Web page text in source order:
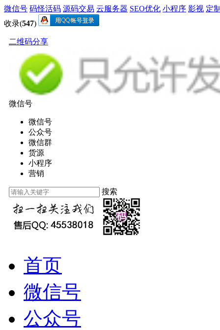
微信号 码怪活码 源码交易 云服务器 SEO优化 小程序 影视 定
收录(547)
二维码分享
微信号
微信号
公众号
微信群
货源
小程序
营销
搜索
首页
微信号
公众号